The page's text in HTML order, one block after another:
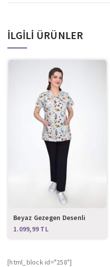
İLGILI ÜRÜNLER
Beyaz Gezegen Desenli
Master Likralı Alt Üst Takım
TL
[html_block id="258"]